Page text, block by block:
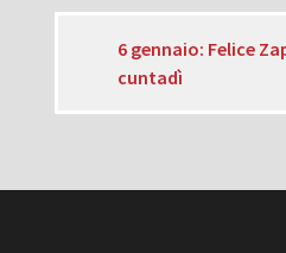
6 gennaio: Felice
cuntadì